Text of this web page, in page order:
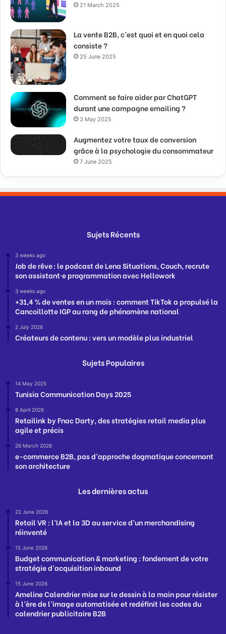
21 March 2025
La vente B2B, c’est quoi et en quoi cela
consiste ?
25 June 2025
Comment se faire aider par ChatGPT
durant une campagne emailing ?
3 May 2025
Augmentez votre taux de conversion
grâce à la psychologie du consommateur
7 June 2025
Sujets Récents
3 weeks ago
Job de rêve : le podcast de Lena Situations, Couch, recrute
son assistant·e programmation avec Hellowork
3 weeks ago
+31,4 % de ventes en un mois : comment TikTok a propulsé la
Cancoillotte IGP au rang de phénomène national
2 July 2026
Créateurs de contenu : vers un modèle plus industriel
Sujets Populaires
14 May 2025
Tunisia Communication Days 2025
8 April 2026
Retailink by Fnac Darty, des stratégies retail media plus
agile et précis
26 March 2026
e-commerce B2B, pas d’approche dogmatique concernant
son architecture
Les dernières actus
22 June 2026
Retail VR : l’IA et la 3D au service d’un merchandising
réinventé
15 June 2026
Budget communication & marketing : fondement de votre
stratégie d’acquisition inbound
15 June 2026
Ameline Calendrier mise sur le dessin à la main pour résister
à l’ère de l’image automatisée et redéfinit les codes du
calendrier publicitaire B2B